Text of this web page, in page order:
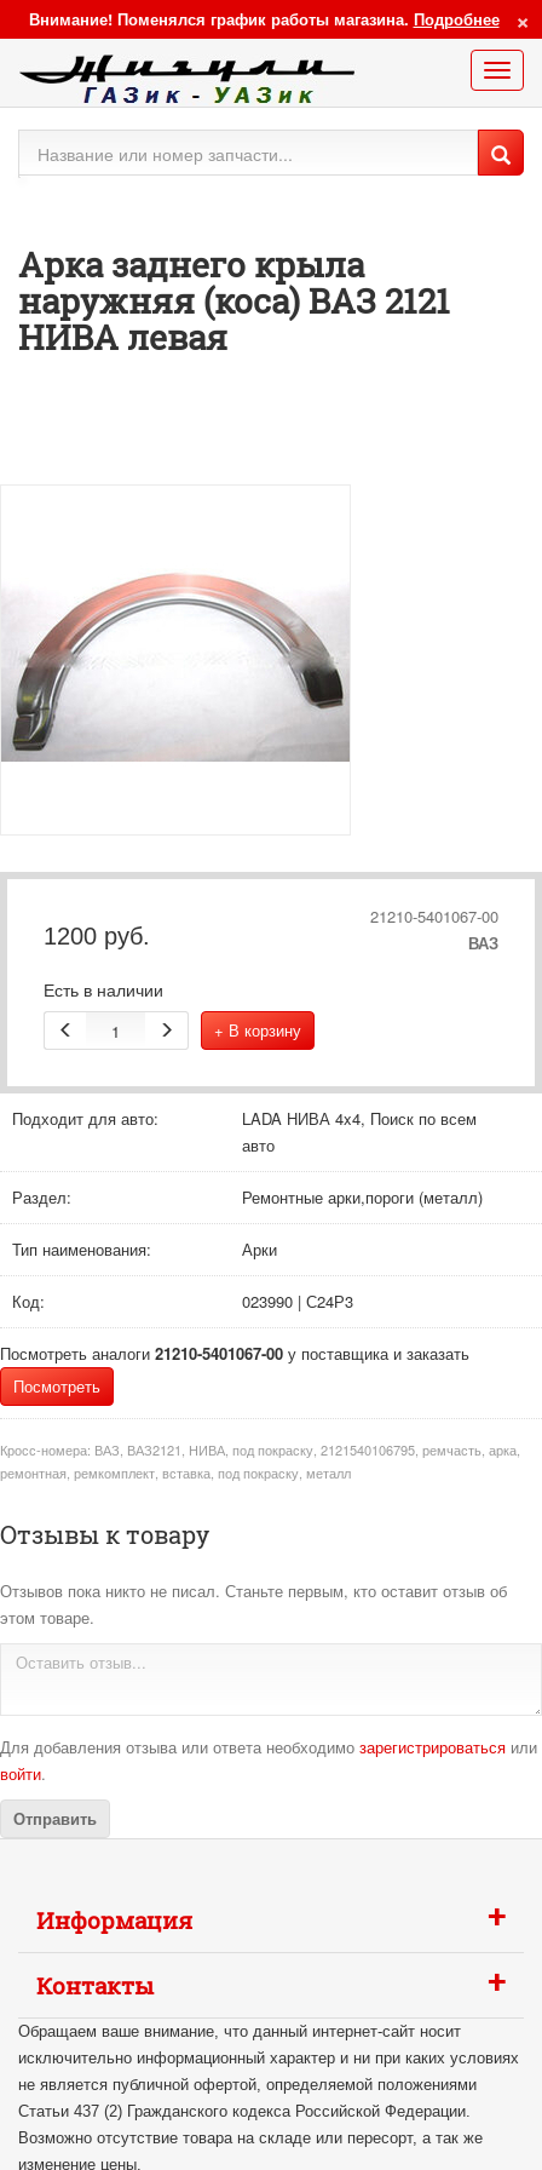
×
Внимание! Поменялся график работы магазина. Подробнее
Меню
Арка заднего крыла
наружняя (коса) ВАЗ 2121
НИВА левая
1200 руб.
21210-5401067-00
ВАЗ
Есть в наличии
+ В корзину
Подходит для авто:
LADA НИВА 4x4, Поиск по всем
авто
Раздел: Ремонтные арки,пороги (металл)
Тип наименования: Арки
Код: 023990 | С24Р3
Посмотреть аналоги 21210-5401067-00 у поставщика и заказать
Посмотреть
Кросс-номера: ВАЗ, ВАЗ2121, НИВА, под покраску, 2121540106795, ремчасть, арка,
ремонтная, ремкомплект, вставка, под покраску, металл
Отзывы к товару
Отзывов пока никто не писал. Станьте первым, кто оставит отзыв об
этом товаре.
Для добавления отзыва или ответа необходимо зарегистрироваться или
войти.
Информация +
Контакты +
Обращаем ваше внимание, что данный интернет-сайт носит
исключительно информационный характер и ни при каких условиях
не является публичной офертой, определяемой положениями
Статьи 437 (2) Гражданского кодекса Российской Федерации.
Возможно отсутствие товара на складе или пересорт, а так же
изменение цены.